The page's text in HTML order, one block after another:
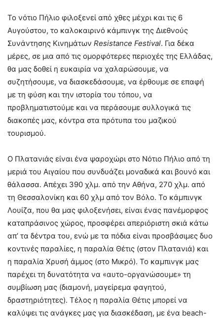
Το νότιο Πήλιο φιλοξενεί από χθες μέχρι και τις 6
Αυγούστου, το καλοκαιρινό κάμπινγκ της Διεθνούς
Συνάντησης Κινημάτων Resistance Festival. Για δέκα
μέρες, σε μια από τις ομορφότερες περιοχές της Ελλάδας,
θα μας δοθεί η ευκαιρία να χαλαρώσουμε, να
συζητήσουμε, να διασκεδάσουμε, να έρθουμε σε επαφή
με τη φύση και την ιστορία του τόπου, να
προβληματιστούμε και να περάσουμε συλλογικά τις
διακοπές μας, κόντρα στα πρότυπα του μαζικού
τουρισμού.
Ο Πλατανιάς είναι ένα ψαροχώρι στο Νότιο Πήλιο από τη
μεριά του Αιγαίου που συνδυάζει μοναδικά και βουνό και
θάλασσα. Απέχει 390 χλμ. από την Αθήνα, 270 χλμ. από
τη Θεσσαλονίκη και 60 χλμ από τον Βόλο. Το κάμπινγκ
Λουίζα, που θα μας φιλοξενήσει, είναι ένας πανέμορφος
καταπράσινος χώρος, προσφέρει απεριόριστη σκιά κάτω
απ’ τα δέντρα του, ενώ με τα πόδια είναι προσβάσιμες δυο
κοντινές παραλίες, η παραλία Θέτις (στον Πλατανιά) και
η παραλία Χρυσή άμμος (στο Μικρό). Το καμπινγκ μας
παρέχει τη δυνατότητα να «αυτο-οργανώσουμε» τη
συμβίωση μας (διαμονή, μαγείρεμα φαγητού,
δραστηριότητες). Τέλος η παραλία Θέτις μπορεί να
καλύψει τις ανάγκες μας για διασκέδαση, με ένα beach-